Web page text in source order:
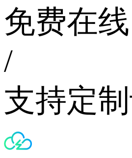
免费在
/
支持定